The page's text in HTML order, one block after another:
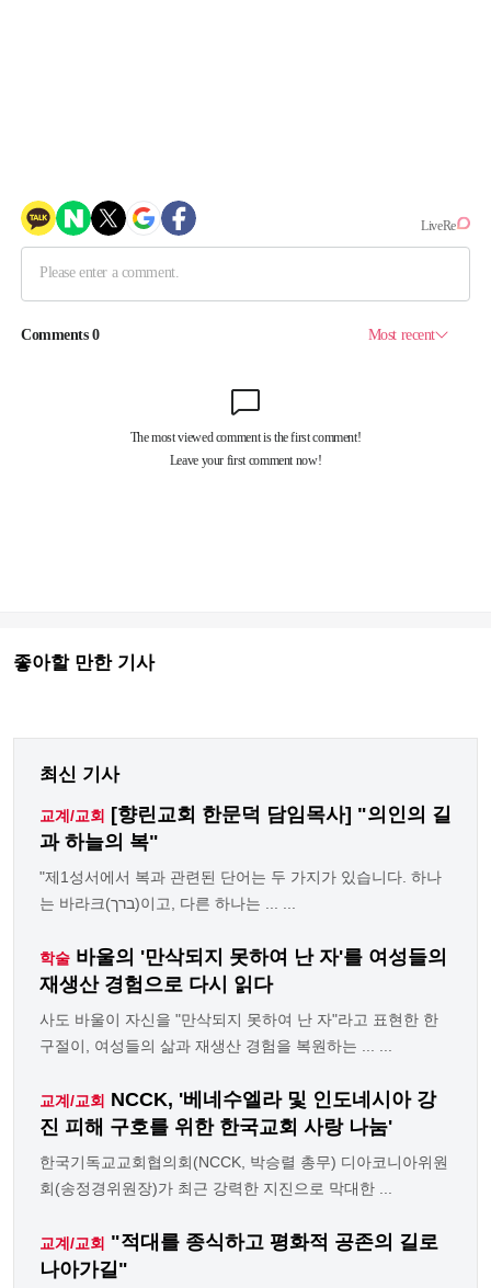
좋아할 만한 기사
최신 기사
교계/교회
[향린교회 한문덕 담임목사] "의인의 길
과 하늘의 복"
"제1성서에서 복과 관련된 단어는 두 가지가 있습니다. 하나
는 바라크(ברך)이고, 다른 하나는 ... ...
학술 바울의 '만삭되지 못하여 난 자'를 여성들의
재생산 경험으로 다시 읽다
사도 바울이 자신을 "만삭되지 못하여 난 자"라고 표현한 한
구절이, 여성들의 삶과 재생산 경험을 복원하는 ... ...
교계/교회 NCCK, '베네수엘라 및 인도네시아 강
진 피해 구호를 위한 한국교회 사랑 나눔'
한국기독교교회협의회(NCCK, 박승렬 총무) 디아코니아위원
회(송정경위원장)가 최근 강력한 지진으로 막대한 ...
교계/교회 "적대를 종식하고 평화적 공존의 길로
나아가길"